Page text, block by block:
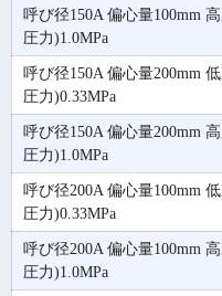
呼び径150A 偏心量100mm
圧力)1.0MPa
呼び径150A 偏心量200mm
圧力)0.33MPa
呼び径150A 偏心量200mm
圧力)1.0MPa
呼び径200A 偏心量100mm
圧力)0.33MPa
呼び径200A 偏心量100mm
圧力)1.0MPa